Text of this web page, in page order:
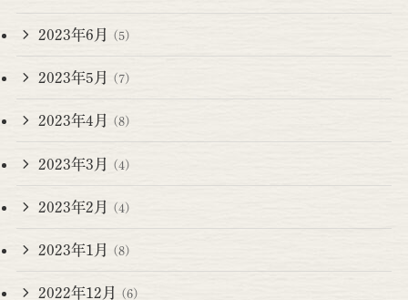
2023年6月 (5)
2023年5月 (7)
2023年4月 (8)
2023年3月 (4)
2023年2月 (4)
2023年1月 (8)
2022年12月 (6)